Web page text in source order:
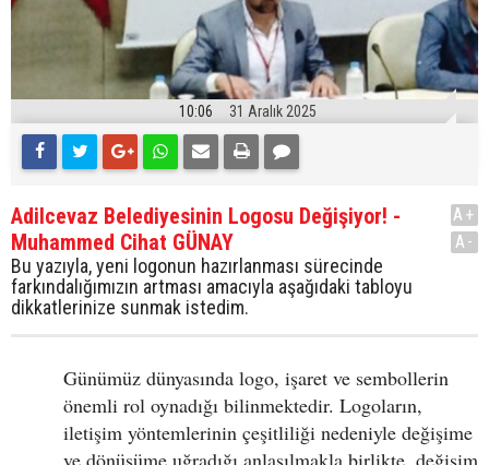
10:06 31 Aralık 2025
Adilcevaz Belediyesinin Logosu Değişiyor! -
Muhammed Cihat GÜNAY
Bu yazıyla, yeni logonun hazırlanması sürecinde
farkındalığımızın artması amacıyla aşağıdaki tabloyu
dikkatlerinize sunmak istedim.
A+
A-
Günümüz dünyasında logo, işaret ve sembollerin
önemli rol oynadığı bilinmektedir. Logoların,
iletişim yöntemlerinin çeşitliliği nedeniyle değişime